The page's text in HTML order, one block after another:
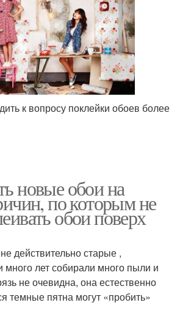
к вопросу поклейки обоев более
новые обои на
по которым не
обои поверх
действительно старые ,
много лет собирали много пыли и
не очевидна, она естественно
темные пятна могут «пробить»